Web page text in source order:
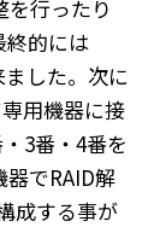
を行ったり
終的には
した。次に
用機器に接
3番・4番を
でRAID解
成する事が